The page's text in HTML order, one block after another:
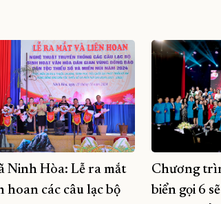
Ninh Hòa: Lễ ra mắt
hoan các câu lạc bộ
Chương
biển gọi 6